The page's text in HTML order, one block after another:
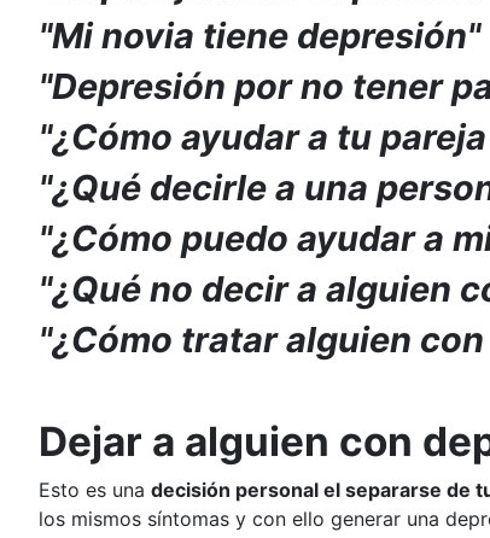
"Mi novia tiene depresión"
"Depresión por no tener
"¿Cómo ayudar a tu
"¿Qué decirle a una
"¿Cómo puedo ayudar a
"¿Qué no decir a alguien
"¿Cómo tratar alguien
Dejar a alguien con
Esto es una decisión personal el separarse de
los mismos síntomas y con ello generar una